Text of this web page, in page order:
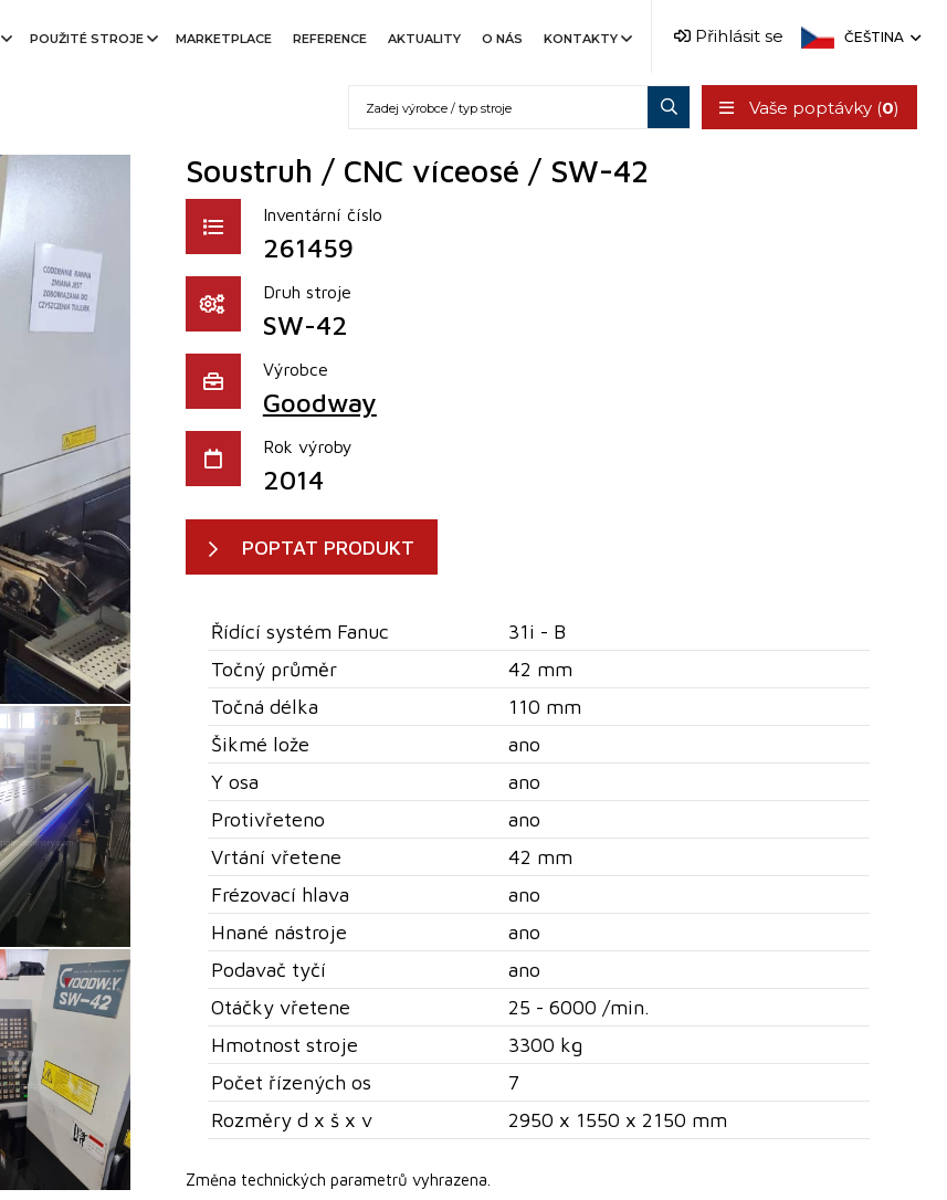
POUŽITÉ STROJE MARKETPLACE REFERENCE AKTUALITY O NÁS KONTAKTY Přihlásit se ČEŠTINA
Vaše poptávky (0)
Soustruh / CNC víceosé / SW-42
Inventární číslo
261459
Druh stroje
SW-42
Výrobce
Goodway
Rok výroby
2014
POPTAT PRODUKT
Řídící systém Fanuc
31i - B
Točný průměr
42 mm
Točná délka
110 mm
Šikmé lože
ano
Y osa
ano
Protivřeteno
ano
Vrtání vřetene
42 mm
Frézovací hlava
ano
Hnané nástroje
ano
Podavač tyčí
ano
Otáčky vřetene
25 - 6000 /min.
Hmotnost stroje
3300 kg
Počet řízených os
7
Rozměry d x š x v
2950 x 1550 x 2150 mm
Změna technických parametrů vyhrazena.